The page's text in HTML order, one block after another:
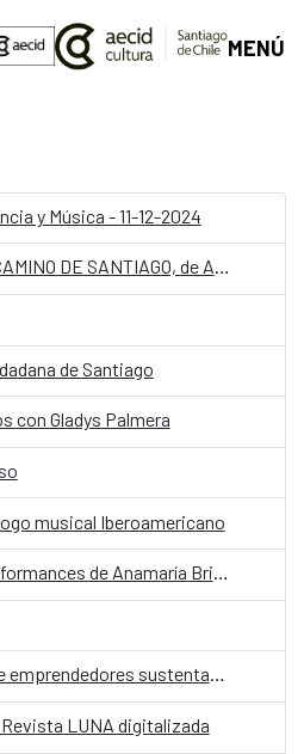
MENÚ
y Música - 11-12-2024
Presentación del libro CAMINO DE SANTIAGO, de Antonio de la Fuente
de Santiago
con Gladys Palmera
musical Iberoamericano
Charla Jaap Blonk y performances de Anamaría Briede, Gregorio Fontén y Rodrigo Canala
Encuentro huertero y de emprendedores sustentables
LUNA digitalizada